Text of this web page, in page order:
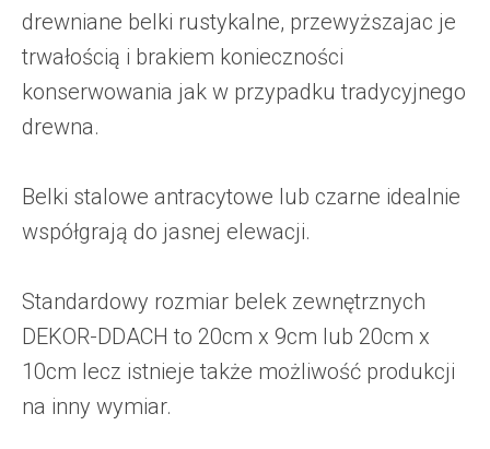
drewniane belki rustykalne, przewyższajac je
trwałością i brakiem konieczności
konserwowania jak w przypadku tradycyjnego
drewna.
Belki stalowe antracytowe lub czarne idealnie
współgrają do jasnej elewacji.
Standardowy rozmiar belek zewnętrznych
DEKOR-DDACH to 20cm x 9cm lub 20cm x
10cm lecz istnieje także możliwość produkcji
na inny wymiar.